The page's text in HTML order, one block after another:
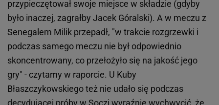
przypieczętował swoje miejsce w składzie (gdyby
było inaczej, zagrałby Jacek Góralski). A w meczu z
Senegalem Milik przepadł, "w trakcie rozgrzewki i
podczas samego meczu nie był odpowiednio
skoncentrowany, co przełożyło się na jakość jego
gry" - czytamy w raporcie. U Kuby
Błaszczykowskiego też nie udało się podczas